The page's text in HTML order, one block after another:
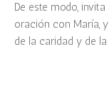
De este modo,
oración con María,
de la caridad y de